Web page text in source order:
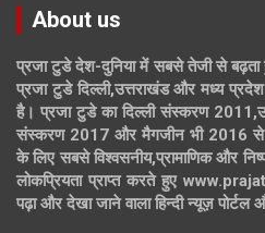
About us
प्रजा टुडे देश-दुनिया में सबसे तेजी से
प्रजा टुडे दिल्ली,उत्तराखंड और मध्य
है। प्रजा टुडे का दिल्ली संस्करण
संस्करण 2017 और मैगजीन भी 2016 से
के लिए सबसे विश्वसनीय,प्रामाणिक और
लोकप्रियता प्राप्त करते हुए
पढ़ा और देखा जाने वाला हिन्दी न्यूज़